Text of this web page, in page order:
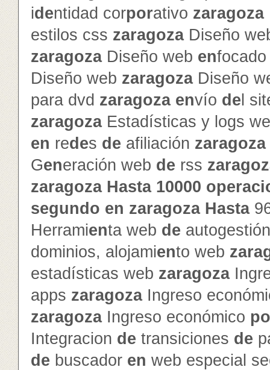
identidad corporativo zaragoza
estilos css zaragozaDiseño
zaragozaDiseño web en
Diseño web zaragozaDiseño
para dvd zaragoza envío de l
zaragozaEstadísticas y logs
en redes de afiliación zaragoza
Generación web de rss
zaragoza Hasta 10000
segundo en zaragoza Hasta
Herramienta web de
dominios, alojamiento web
estadísticas web zaragoza
apps zaragozaIngreso
zaragozaIngreso económico
Integracion de transiciones de
de buscador en web especial